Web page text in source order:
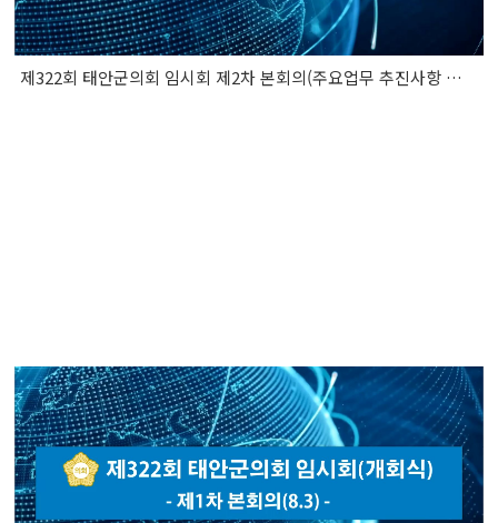
제322회 태안군의회 임시회 제2차 본회의(주요업무 추진사항 보고 청취)